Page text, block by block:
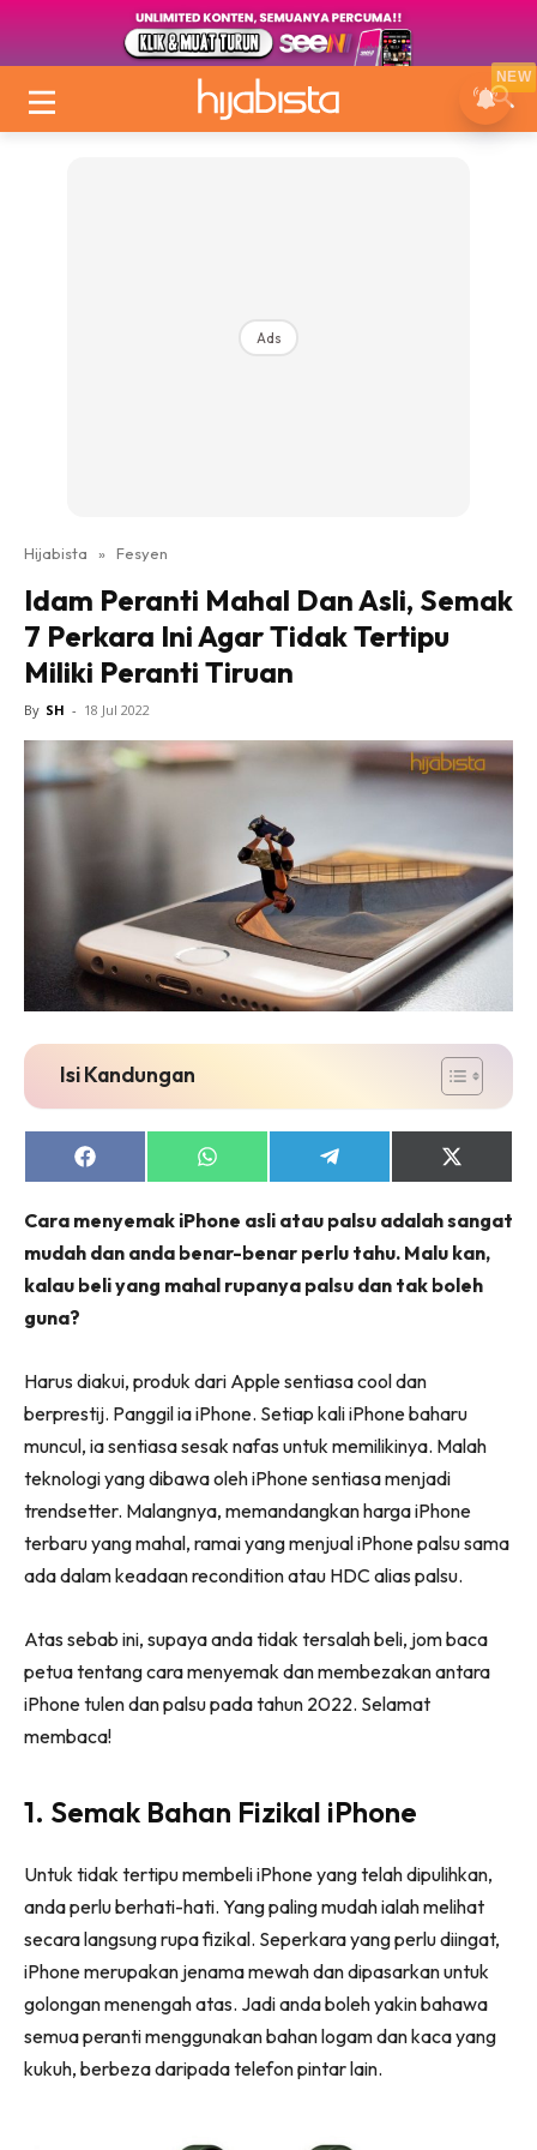
Ads
Hijabista » Fesyen
Idam Peranti Mahal Dan Asli, Semak
7 Perkara Ini Agar Tidak Tertipu
Miliki Peranti Tiruan
By SH - 18 Jul 2022
Isi Kandungan
Share
on
Share
on
Share
on
Share
on
(Twitter)
Cara menyemak iPhone asli atau palsu adalah sangat
mudah dan anda benar-benar perlu tahu. Malu kan,
kalau beli yang mahal rupanya palsu dan tak boleh
guna?
Harus diakui, produk dari Apple sentiasa cool dan
berprestij. Panggil ia iPhone. Setiap kali iPhone baharu
muncul, ia sentiasa sesak nafas untuk memilikinya. Malah
teknologi yang dibawa oleh iPhone sentiasa menjadi
trendsetter. Malangnya, memandangkan harga iPhone
terbaru yang mahal, ramai yang menjual iPhone palsu sama
ada dalam keadaan recondition atau HDC alias palsu.
Atas sebab ini, supaya anda tidak tersalah beli, jom baca
petua tentang cara menyemak dan membezakan antara
iPhone tulen dan palsu pada tahun 2022. Selamat
membaca!
1. Semak Bahan Fizikal iPhone
Untuk tidak tertipu membeli iPhone yang telah dipulihkan,
anda perlu berhati-hati. Yang paling mudah ialah melihat
secara langsung rupa fizikal. Seperkara yang perlu diingat,
iPhone merupakan jenama mewah dan dipasarkan untuk
golongan menengah atas. Jadi anda boleh yakin bahawa
semua peranti menggunakan bahan logam dan kaca yang
kukuh, berbeza daripada telefon pintar lain.
NEW